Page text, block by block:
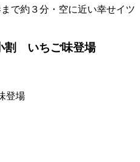
割 いちご味登場
登場